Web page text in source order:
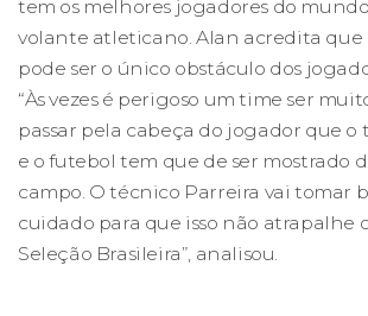
tem os melhores jogadores do
volante atleticano. Alan acredita que
pode ser o único obstáculo dos
“Às vezes é perigoso um time ser
passar pela cabeça do jogador que o
e o futebol tem que de ser mostrado
campo. O técnico Parreira vai tomar
cuidado para que isso não atrapalhe
Seleção Brasileira”, analisou.